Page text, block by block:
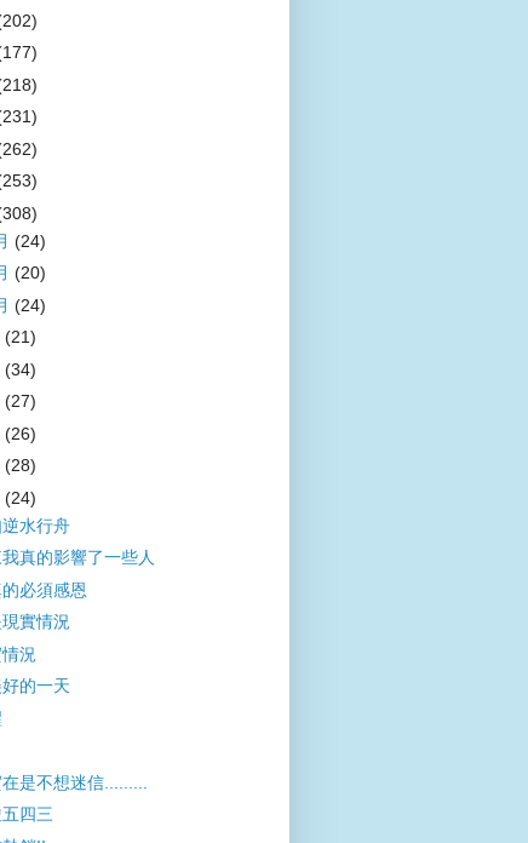
(24)
(20)
(24)
(21)
(34)
(27)
(26)
(28)
(24)
水行舟
真的影響了一些人
必須感恩
實情況
況
的一天
是不想迷信.........
四三